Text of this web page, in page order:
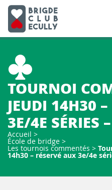
TOURNOI
JEUDI 14H30
3E/4E SÉRIES
Accueil >
École de bridge >
Les tournois commentés >
14h30 – réservé aux 3e/4e